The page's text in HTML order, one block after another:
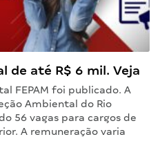
de até R$ 6 mil. Veja
FEPAM foi publicado. A
Ambiental do Rio
56 vagas para cargos de
A remuneração varia